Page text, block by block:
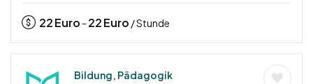
22Euro - 22Euro / Stunde
Bildung, Pädagogik